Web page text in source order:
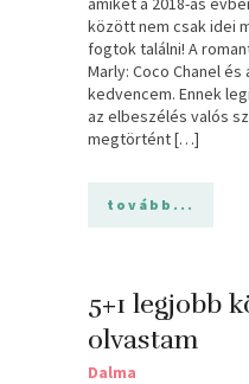
között nem csak idei
fogtok találni! A
Marly: Coco Chanel
kedvencem. Ennek
az elbeszélés valós
megtörtént […]
tovább...
5+1 legjobb
olvastam
Dalma